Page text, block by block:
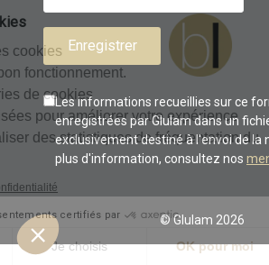
cookies
des cookies
au bon fonctionnement.
de cookies
utilisées pour améliorer votre
réaliser des statistiques de
de confidentialité
Consentements certifiés par
Je choisis OK
Les informations recueillies sur ce
enregistrées par Glulam dans un
exclusivement destiné à l'envoi de la
plus d'information, consultez nos
© Glulam 2026